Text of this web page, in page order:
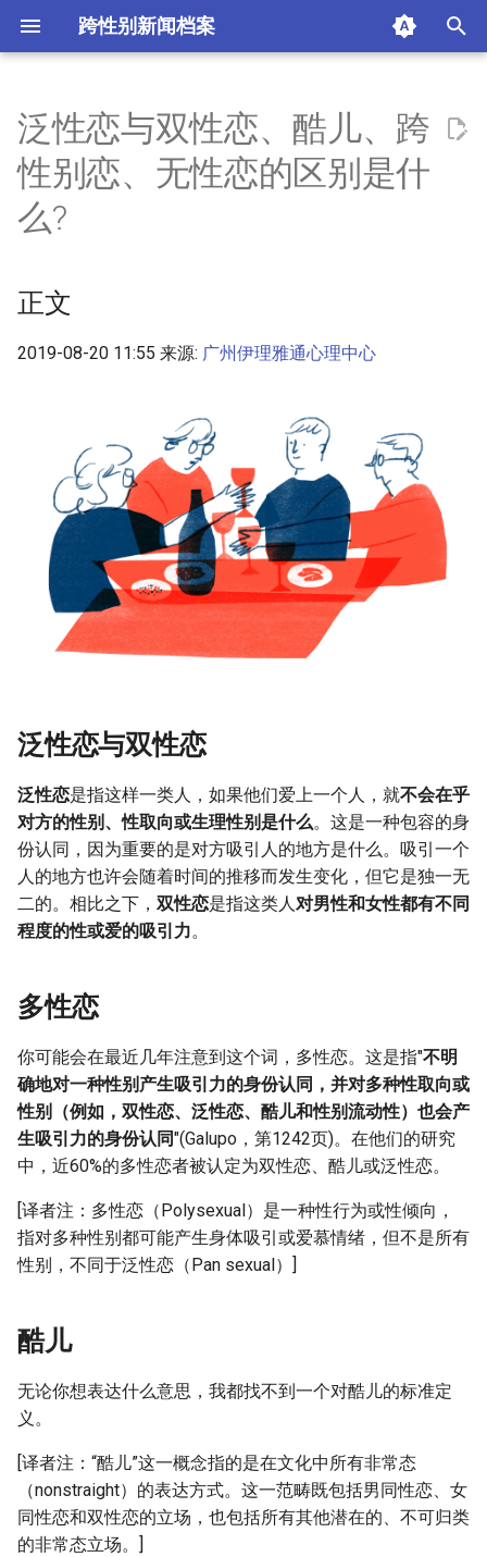
跨性别新闻档案
n
i
i
h
正文
泛性恋与双性恋
酷儿
隐形泛性恋
跨性别和泛性恋
我的观点
References
摘要与附加信息
泛性恋与双性恋、酷儿、跨
性别恋、无性恋的区别是什
么?
正文
2019-08-20 11:55 来源: 广州伊理雅通心理中心
泛性恋与双性恋
泛性恋是指这样一类人，如果他们爱上一个人，就不会在乎
对方的性别、性取向或生理性别是什么。这是一种包容的身
份认同，因为重要的是对方吸引人的地方是什么。吸引一个
人的地方也许会随着时间的推移而发生变化，但它是独一无
二的。相比之下， 双性恋是指这类人对男性和女性都有不同
程度的性或爱的吸引力。
多性恋
你可能会在最近几年注意到这个词，多性恋。这是指"不明
确地对一种性别产生吸引力的身份认同，并对多种性取向或
性别（例如，双性恋、泛性恋、酷儿和性别流动性）也会产
生吸引力的身份认同"(Galupo，第1242页)。在他们的研究
中，近60%的多性恋者被认定为双性恋、酷儿或泛性恋。
[译者注：多性恋（Polysexual）是一种性行为或性倾向，
指对多种性别都可能产生身体吸引或爱慕情绪，但不是所有
性别，不同于泛性恋（Pan sexual）]
酷儿
无论你想表达什么意思，我都找不到一个对酷儿的标准定
义。
[译者注：“酷儿”这一概念指的是在文化中所有非常态
（nonstraight）的表达方式。这一范畴既包括男同性恋、女
同性恋和双性恋的立场，也包括所有其他潜在的、不可归类
的非常态立场。]